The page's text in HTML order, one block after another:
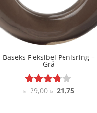
Baseks Fleksibel Penisring –
Grå
Vurderet
kr.29,00 Den
kr. 21,75Den